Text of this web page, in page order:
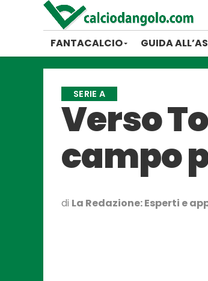
FANTACALCIO GUIDA
SERIE A
Verso
campo
di La Redazione: Esperti e